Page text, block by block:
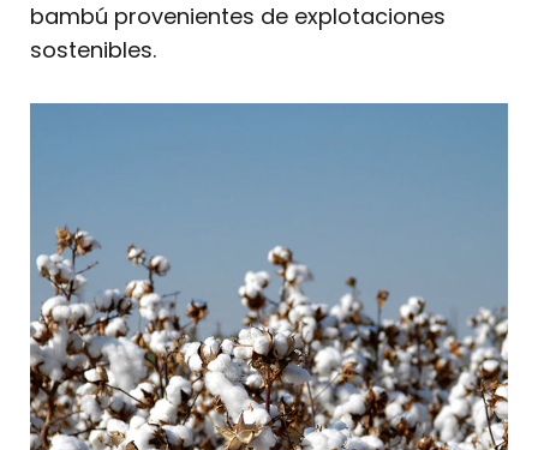
bambú provenientes de explotaciones
sostenibles.